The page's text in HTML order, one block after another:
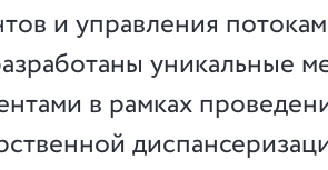
и управления
уникальные
в рамках